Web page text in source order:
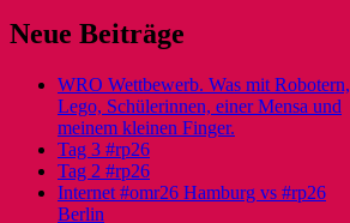
Neue Beiträge
WRO Wettbewerb. Was mit Robotern,
Lego, Schülerinnen, einer Mensa und
meinem kleinen Finger.
Tag 3 #rp26
Tag 2 #rp26
Internet #omr26 Hamburg vs #rp26
Berlin